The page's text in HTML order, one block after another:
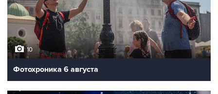
10
Фотохроника 6 августа